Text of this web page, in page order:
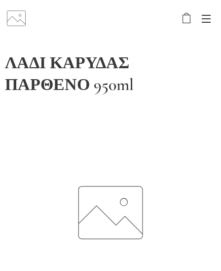
ΛΑΔΙ ΚΑΡΥΔΑΣ
ΠΑΡΘΕΝΟ 950ml